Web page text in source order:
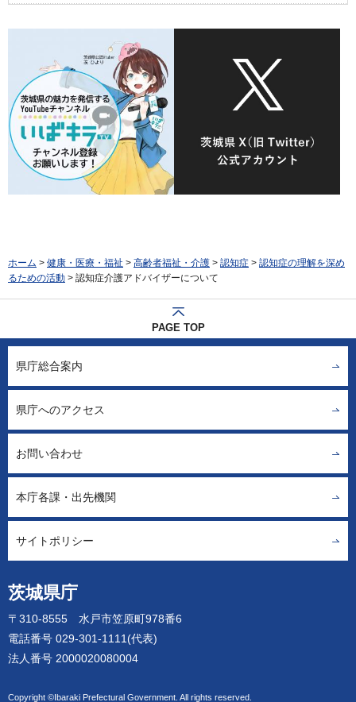
ホーム > 健康・医療・福祉 > 高齢者福祉・介護 > 認知症 > 認知症の理解を深め
るための活動 > 認知症介護アドバイザーについて
PAGE TOP
茨城県庁
〒310-8555 水戸市笠原町978番6
電話番号 029-301-1111(代表)
法人番号 2000020080004
Copyright ©Ibaraki Prefectural Government. All rights reserved.
県庁総合案内
県庁へのアクセス
お問い合わせ
本庁各課・出先機関
サイトポリシー